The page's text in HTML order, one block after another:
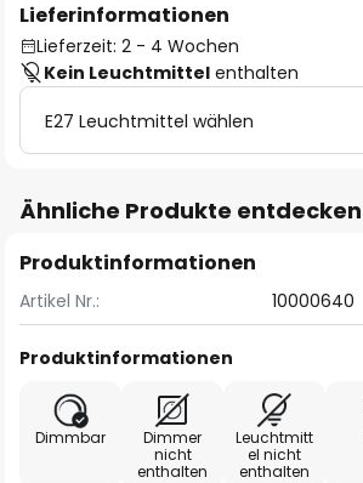
Lieferinformationen
Lieferzeit: 2 - 4 Wochen
Kein Leuchtmittel enthalten
E27 Leuchtmittel wählen
Ähnliche Produkte entdecken
Produktinformationen
Artikel Nr.: 10000640
Produktinformationen
Dimmbar
Dimmer
nicht
enthalten
Leuchtmitt
el nicht
enthalten